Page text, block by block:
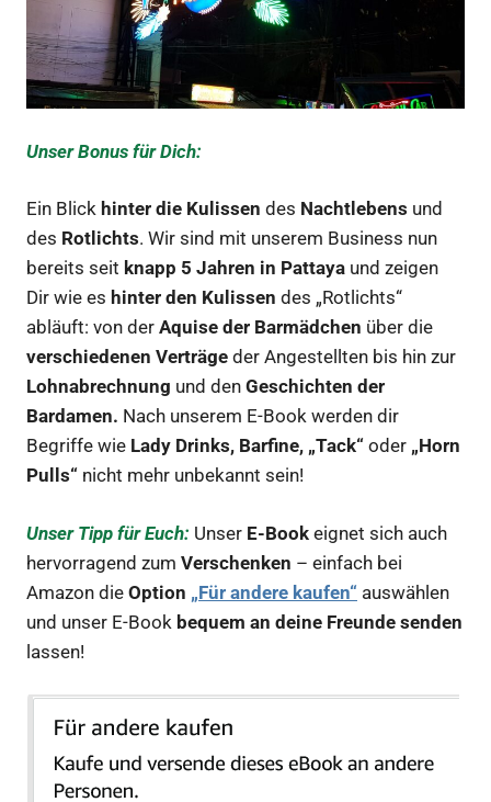
Unser Bonus für Dich:
Ein Blick hinter die Kulissen des Nachtlebens und
des Rotlichts. Wir sind mit unserem Business nun
bereits seit knapp 5 Jahren in Pattaya und zeigen
Dir wie es hinter den Kulissen des „Rotlichts“
abläuft: von der Aquise der Barmädchen über die
verschiedenen Verträge der Angestellten bis hin zur
Lohnabrechnung und den Geschichten der
Bardamen. Nach unserem E-Book werden dir
Begriffe wie Lady Drinks, Barfine, „Tack“ oder „Horn
Pulls“ nicht mehr unbekannt sein!
Unser Tipp für Euch: Unser E-Book eignet sich auch
hervorragend zum Verschenken – einfach bei
Amazon die Option „Für andere kaufen“ auswählen
und unser E-Book bequem an deine Freunde senden
lassen!